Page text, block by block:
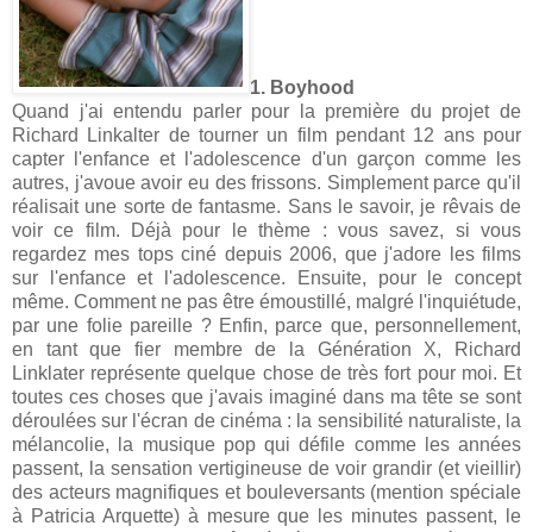
1. Boyhood
Quand j'ai entendu parler pour la première du projet de
Richard Linkalter de tourner un film pendant 12 ans pour
capter l'enfance et l'adolescence d'un garçon comme les
autres, j'avoue avoir eu des frissons. Simplement parce qu'il
réalisait une sorte de fantasme. Sans le savoir, je rêvais de
voir ce film. Déjà pour le thème : vous savez, si vous
regardez mes tops ciné depuis 2006, que j'adore les films
sur l'enfance et l'adolescence. Ensuite, pour le concept
même. Comment ne pas être émoustillé, malgré l'inquiétude,
par une folie pareille ? Enfin, parce que, personnellement,
en tant que fier membre de la Génération X, Richard
Linklater représente quelque chose de très fort pour moi. Et
toutes ces choses que j'avais imaginé dans ma tête se sont
déroulées sur l'écran de cinéma : la sensibilité naturaliste, la
mélancolie, la musique pop qui défile comme les années
passent, la sensation vertigineuse de voir grandir (et vieillir)
des acteurs magnifiques et bouleversants (mention spéciale
à Patricia Arquette) à mesure que les minutes passent, le